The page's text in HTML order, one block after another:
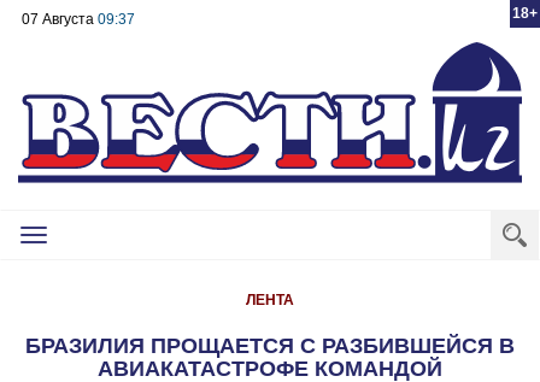
18+
07 Августа 09:37
Toggle
ЛЕНТА
БРАЗИЛИЯ ПРОЩАЕТСЯ С РАЗБИВШЕЙСЯ В
АВИАКАТАСТРОФЕ КОМАНДОЙ